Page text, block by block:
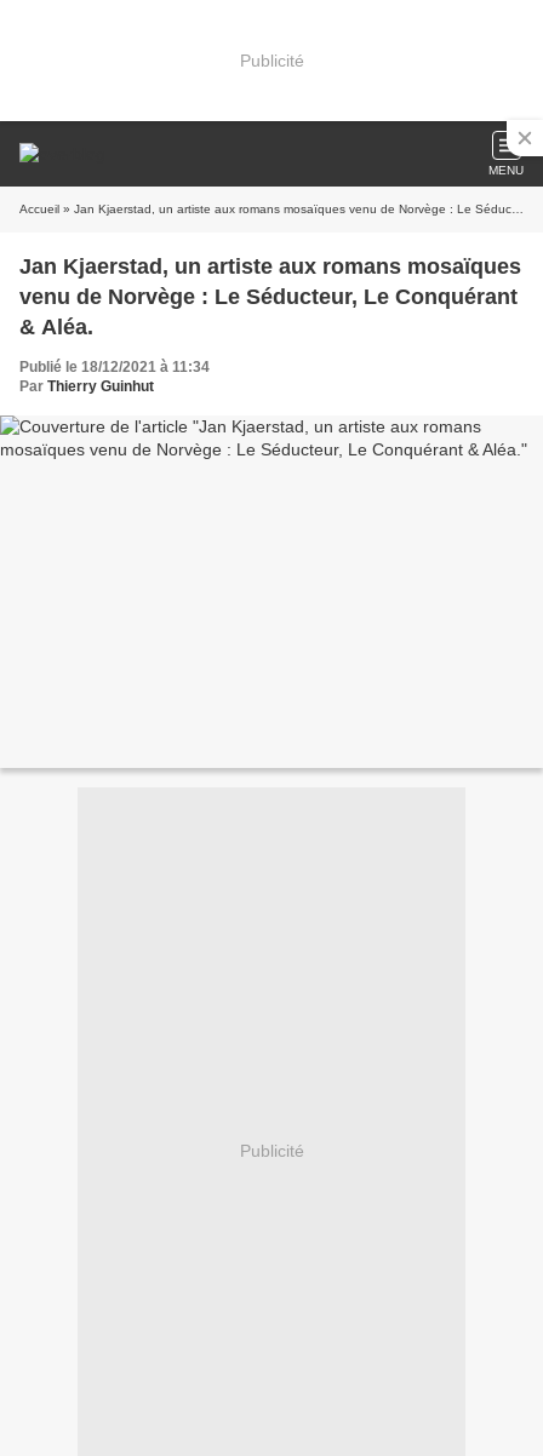
Publicité
MENU
Accueil » Jan Kjaerstad, un artiste aux romans mosaïques venu de Norvège : Le Séducteur, Le Conquérant & Aléa.
Jan Kjaerstad, un artiste aux romans mosaïques
venu de Norvège : Le Séducteur, Le Conquérant
& Aléa.
Publié le 18/12/2021 à 11:34
Par Thierry Guinhut
Publicité